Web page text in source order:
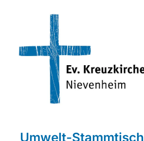
Umwelt-Stammtisch